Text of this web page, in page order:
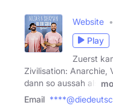
Website
Play
Zuerst
Zivilisation: Anarchie,
dann so aussah als
Email